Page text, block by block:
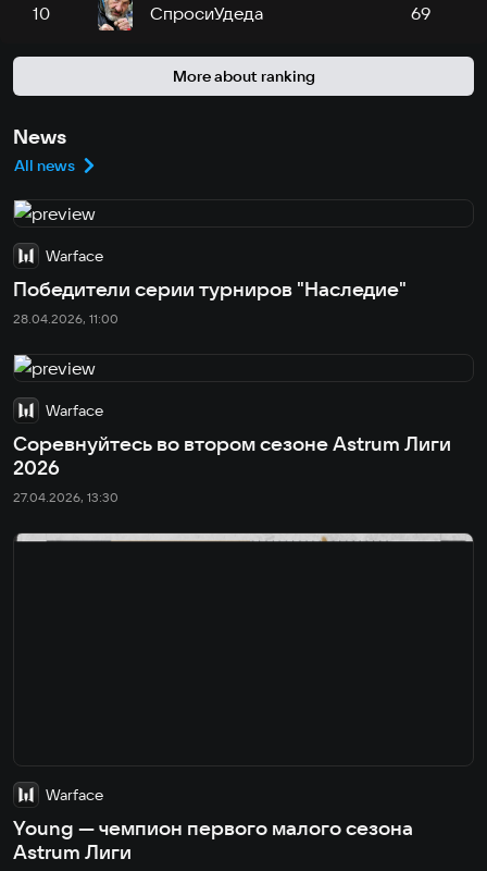
10 СпросиУдеда 69
More about ranking
News
All news
Warface
Победители серии турниров "Наследие"
28.04.2026, 11:00
Warface
Соревнуйтесь во втором сезоне Astrum Лиги
2026
27.04.2026, 13:30
Warface
Young — чемпион первого малого сезона
Astrum Лиги